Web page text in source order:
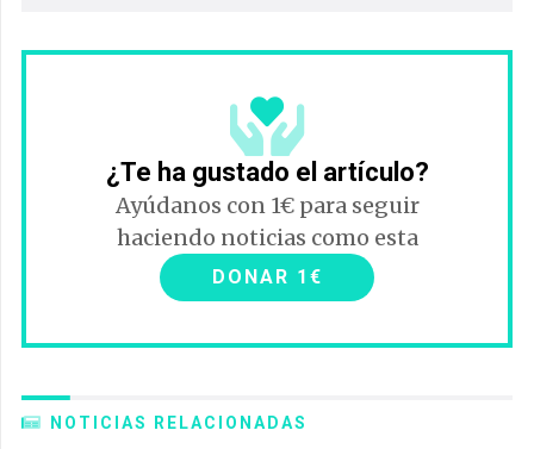
¿Te ha gustado el artículo?
Ayúdanos con 1€ para seguir
haciendo noticias como esta
DONAR 1€
NOTICIAS RELACIONADAS